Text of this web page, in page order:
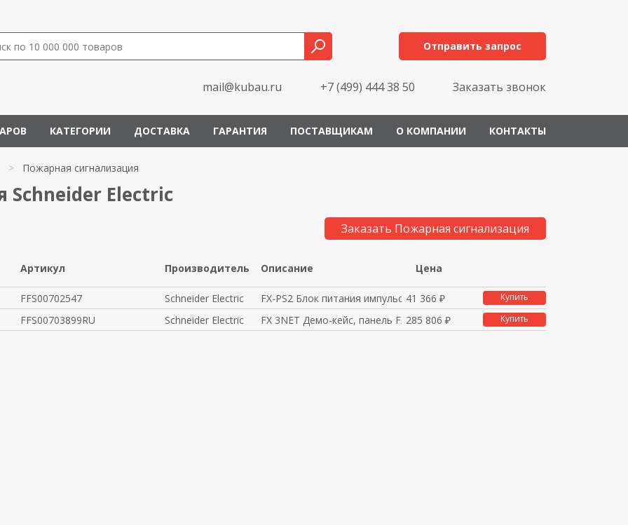
Отправить запрос
mail@kubau.ru +7 (499) 444 38 50 Заказать звонок
КАТЕГОРИИ ДОСТАВКА ГАРАНТИЯ ПОСТАВЩИКАМ О КОМПАНИИ КОНТАКТЫ
> Пожарная сигнализация
Electric
Заказать Пожарная сигнализация
Артикул Производитель Описание Цена
FFS00702547 Schneider Electric FX-PS2 Блок питания импульсный41 366 ₽ Купить
FFS00703899RU Schneider Electric FX 3NET Демо-кейс, панель FXM285 806 ₽ Купить